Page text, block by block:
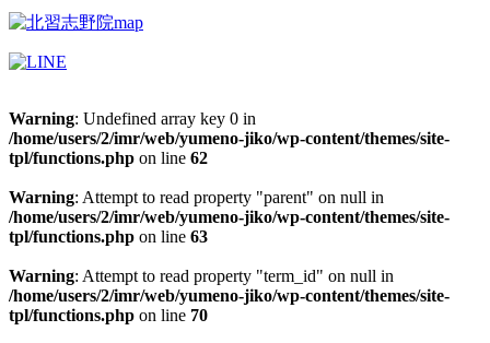
Warning: Undefined array key 0 in
/home/users/2/imr/web/yumeno-jiko/wp-content/themes/site-
tpl/functions.php on line 62
Warning: Attempt to read property "parent" on null in
/home/users/2/imr/web/yumeno-jiko/wp-content/themes/site-
tpl/functions.php on line 63
Warning: Attempt to read property "term_id" on null in
/home/users/2/imr/web/yumeno-jiko/wp-content/themes/site-
tpl/functions.php on line 70